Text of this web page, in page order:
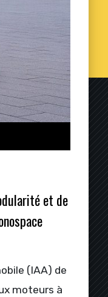
et de
(IAA) de
moteurs à